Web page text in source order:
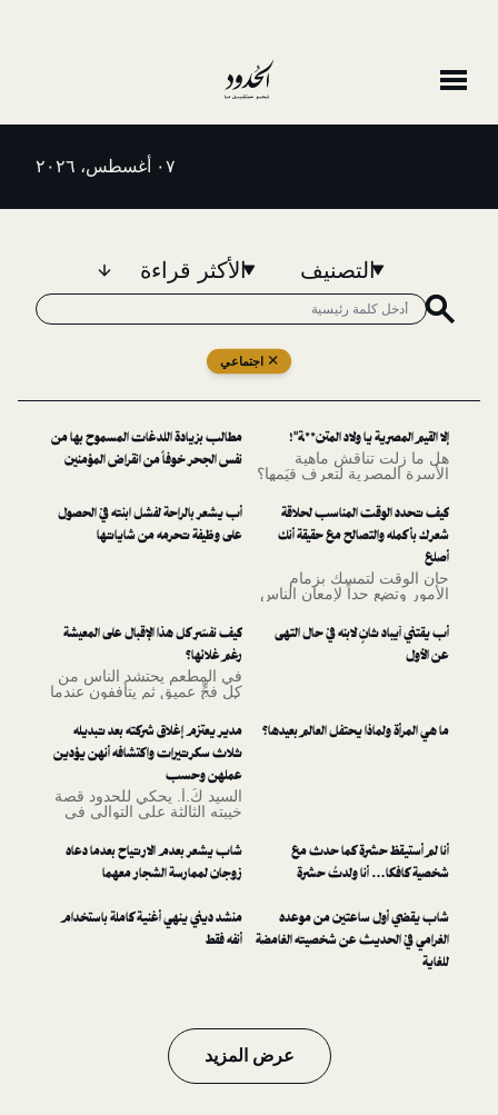
الأكثر قراءة
يا ولاد المتن**ـة"!
ماهية
لتعرف قيَمها؟
اقرأ مقال
مفروم
مطالب بزيادة اللدغات المسموح بها من
نفس الجحر خوفاً من انقراض المؤمنين
المناسب لحلاقة
مع حقيقة أنك
بزمام
حداً لإمعان الناس
رأسك.
أب يشعر بالراحة لفشل ابنته في الحصول
على وظيفة تحرمه من شاياتها
لابنه في حال التهى
كيف نفسّر كل هذا الإقبال على المعيشة
في المطعم يحتشد الناس من
كل فجٍّ عميق ثم يتأففون عندما
الشارع لا تجد مترين لركن
سيارتك مجاناً بسبب تكدّس
الجي كلاسات التي استأجرت
السوبرماركت ترى طابوراً عند
زاوية العروض للحصول على
زجاجة حليب مُنكّه إضافية
جميعاً، وبعنادٍ لا يُفسَّر، على
الاستمرار بالمعيشة إن كانت
تكاليفها بهذا الارتفاع؟.
يحتفل العالم بعيدها؟
مدير يعتزم إغلاق شركته بعد تبديله
ثلاث سكرتيرات واكتشافه أنهن يؤدين
السيد كُ.أُ. يحكي للحدود قصة
خيبته الثالثة على التوالي في
أتفهم عليّ؟ 😉، واضطراره
للاكتفاء بموظفات يجِدن العمل
المكتبي دون أي مبادرات
أكثر دفئاً
كما حدث مع
ولدتُ حشرة
شاب يشعر بعدم الارتياح بعدما دعاه
زوجان لممارسة الشجار معهما
من موعده
عن شخصيته الغامضة
منشد ديني ينهي أغنية كاملة باستخدام
أنفه فقط
عرض المزيد